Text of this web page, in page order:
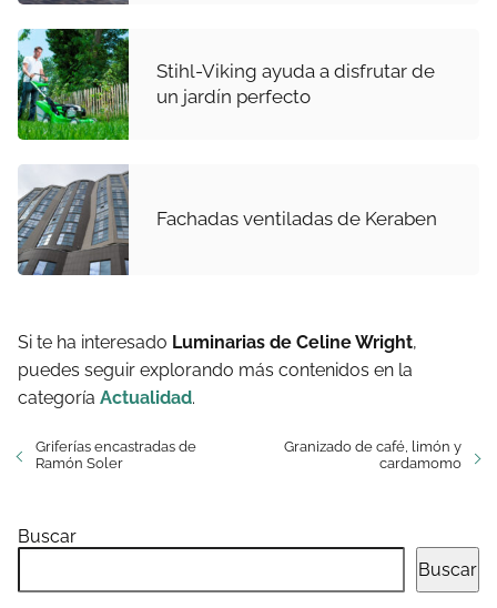
Stihl-Viking ayuda a disfrutar de
un jardín perfecto
Fachadas ventiladas de Keraben
Si te ha interesado Luminarias de Celine Wright,
puedes seguir explorando más contenidos en la
categoría Actualidad.
Griferías encastradas de
Ramón Soler
Granizado de café, limón y
cardamomo
Buscar
Buscar